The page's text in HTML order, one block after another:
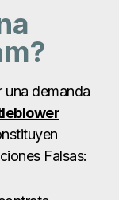
una demanda
Falsas: